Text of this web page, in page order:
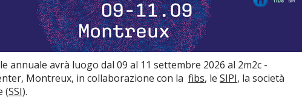
annuale avrà luogo dal 09 al 11 settembre 2026 al 2m2c -
Montreux, in collaborazione con la fibs, le SIPI, la società
(SSI).